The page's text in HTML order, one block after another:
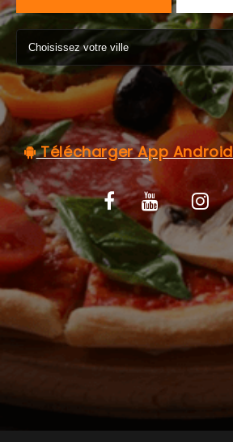
NOTRE RESTAURANT
VOS AVIS
MENTIONS LÉGALES
C.G.V
Télécharger App Android